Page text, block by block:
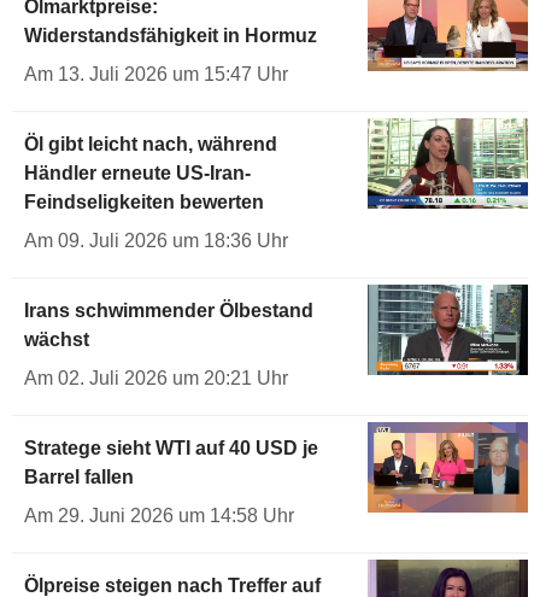
Ölmarktpreise:
Widerstandsfähigkeit in Hormuz
Am 13. Juli 2026 um 15:47 Uhr
Öl gibt leicht nach, während
Händler erneute US-Iran-
Feindseligkeiten bewerten
Am 09. Juli 2026 um 18:36 Uhr
Irans schwimmender Ölbestand
wächst
Am 02. Juli 2026 um 20:21 Uhr
Stratege sieht WTI auf 40 USD je
Barrel fallen
Am 29. Juni 2026 um 14:58 Uhr
Ölpreise steigen nach Treffer auf